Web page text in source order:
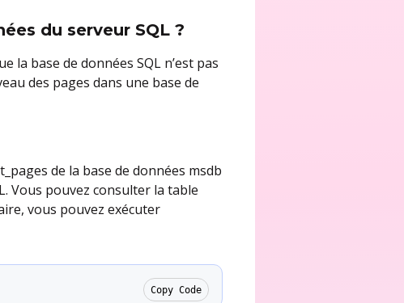
du serveur SQL ?
base de données SQL n’est pas
des pages dans une base de
de la base de données msdb
Vous pouvez consulter la table
vous pouvez exécuter
Copy Code